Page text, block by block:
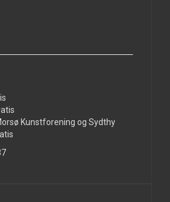
Kunstforening og Sydthy